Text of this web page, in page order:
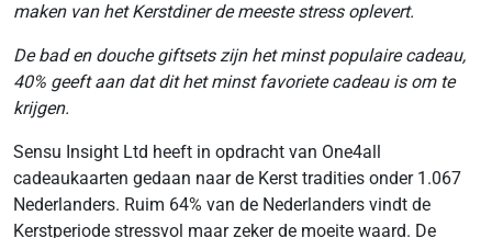
maken van het Kerstdiner de meeste stress oplevert.
De bad en douche giftsets zijn het minst populaire cadeau,
40% geeft aan dat dit het minst favoriete cadeau is om te
krijgen.
Sensu Insight Ltd heeft in opdracht van One4all
cadeaukaarten gedaan naar de Kerst tradities onder 1.067
Nederlanders. Ruim 64% van de Nederlanders vindt de
Kerstperiode stressvol maar zeker de moeite waard. De